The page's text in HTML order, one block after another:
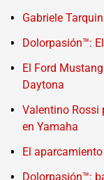
Gabriele
Dolorpasión™:
El Ford
Daytona
Valentino Rossi
en Yamaha
El
Dolorpasión™: